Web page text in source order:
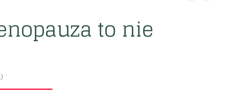
to nie